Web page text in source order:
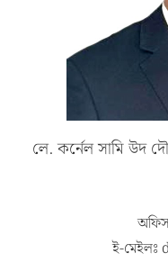
লে. কর্নেল সামি উদ
ই-